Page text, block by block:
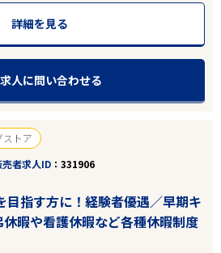
詳細を見る
人に問い合わせる
ストア
者求人ID 331906
目指す方に！経験者優遇／早期キ
暇や看護休暇など各種休暇制度